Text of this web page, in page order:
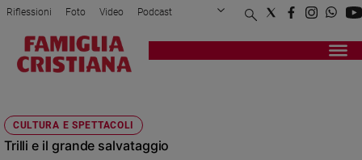
Attualità
Politica
Mondo
Riflessioni Foto Video Podcast
Privacy Policy Chi siamo
Registrati Redazione
CULTURA E SPETTACOLI
Trilli e il grande salvataggio